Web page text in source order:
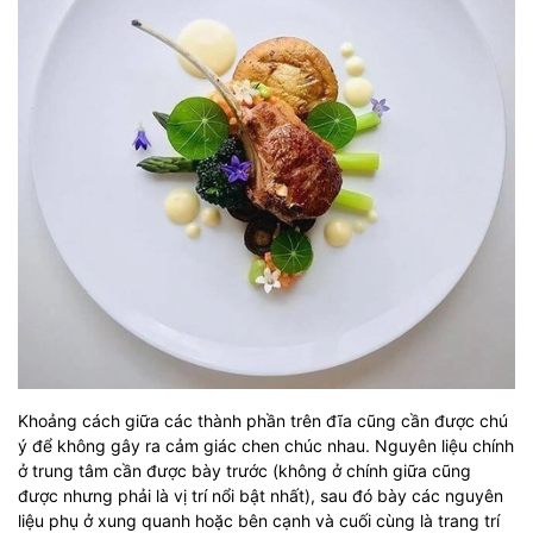
Khoảng cách giữa các thành phần trên đĩa cũng cần được chú
ý để không gây ra cảm giác chen chúc nhau. Nguyên liệu chính
ở trung tâm cần được bày trước (không ở chính giữa cũng
được nhưng phải là vị trí nổi bật nhất), sau đó bày các nguyên
liệu phụ ở xung quanh hoặc bên cạnh và cuối cùng là trang trí